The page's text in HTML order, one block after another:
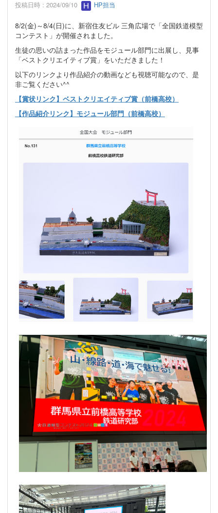
投稿日時 : 2024/09/10 HP担当
8/2(金)～8/4(日)に、新宿住友ビル 三角広場で「全国鉄道模型
コンテスト」が開催されました。
生徒の思いの詰まった作品をモジュール部門に出展し、見事
「ベストクリエイティブ賞」をいただきました！
以下のリンクより作品紹介の動画なども視聴可能なので、是
非ご覧ください^^
【賞状リンク】ベストクリエイティブ賞（前橋高校）
【作品紹介リンク】モジュール部門（前橋高校）